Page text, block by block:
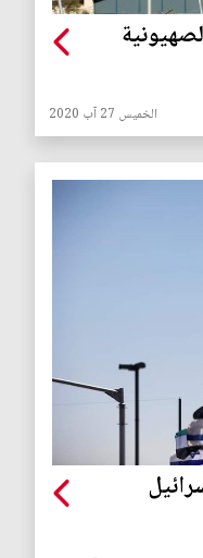
الخميس 27 آب 2020